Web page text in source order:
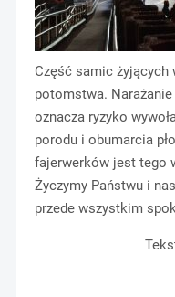
Część samic
potomstwa.
oznacza ryzyko
porodu i obumarcia
fajerwerków jest tego
Życzymy Państwu i
przede wszystkim